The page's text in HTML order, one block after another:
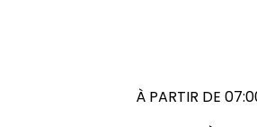
À PARTIR DE